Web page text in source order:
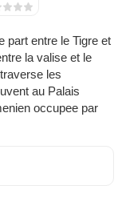
part entre le Tigre et
la valise et le
les
au Palais
occupee par